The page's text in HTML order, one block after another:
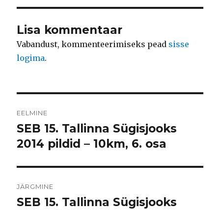
Lisa kommentaar
Vabandust, kommenteerimiseks pead sisse
logima.
EELMINE
Eelmine
postitus:
SEB 15. Tallinna Sügisjooks
2014 pildid – 10km, 6. osa
JÄRGMINE
Järgmine
SEB 15. Tallinna Sügisjooks